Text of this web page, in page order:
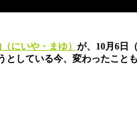
にいや・まゆ） が、10月6日
している今、変わったこと